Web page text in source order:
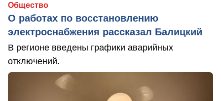
Общество
О работах по восстановлению
электроснабжения рассказал Балицкий
В регионе введены графики аварийных
отключений.